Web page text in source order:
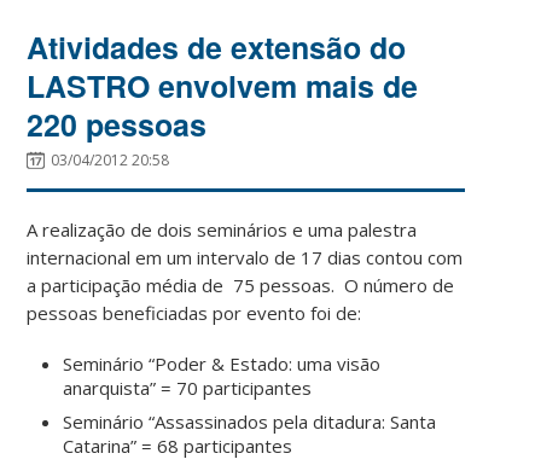
Atividades de extensão do
LASTRO envolvem mais de
220 pessoas
03/04/2012 20:58
A realização de dois seminários e uma palestra
internacional em um intervalo de 17 dias contou com
a participação média de 75 pessoas. O número de
pessoas beneficiadas por evento foi de:
Seminário “Poder & Estado: uma visão
anarquista” = 70 participantes
Seminário “Assassinados pela ditadura: Santa
Catarina” = 68 participantes